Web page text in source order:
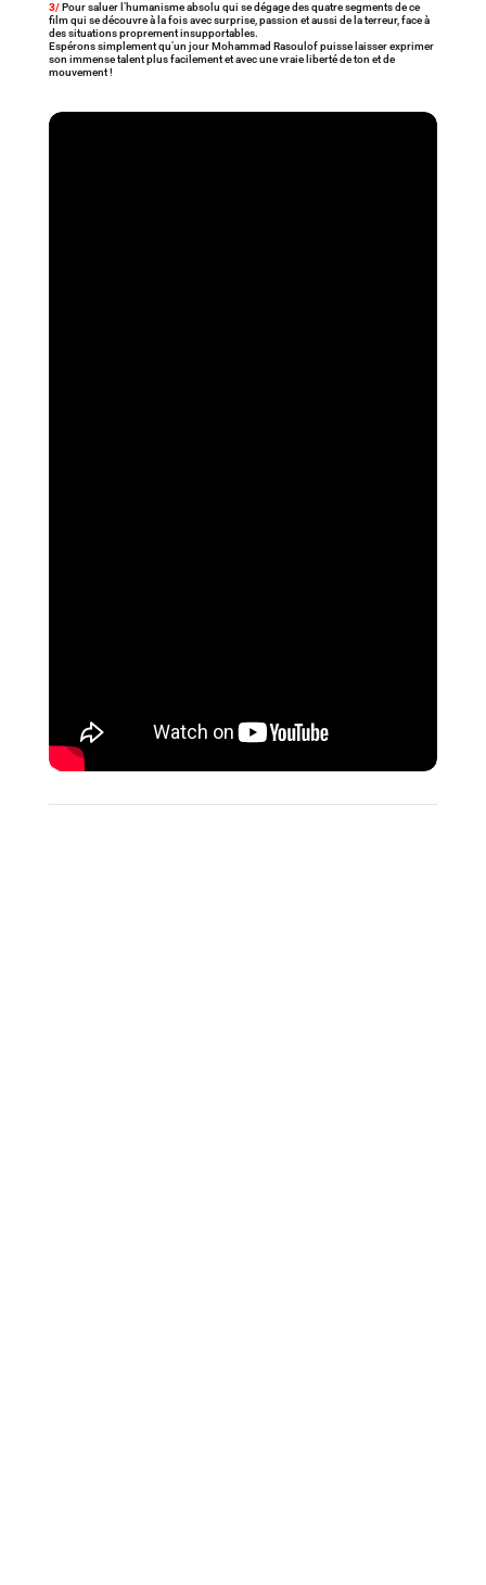
3/Pour saluer l’humanisme absolu qui se dégage des quatre segments de ce
film qui se découvre à la fois avec surprise, passion et aussi de la terreur, face à
des situations proprement insupportables.
Espérons simplement qu’un jour Mohammad Rasoulof puisse laisser exprimer
son immense talent plus facilement et avec une vraie liberté de ton et de
mouvement !